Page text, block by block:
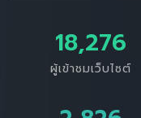
18,276
ผู้เข้าชมเว็บไซต์